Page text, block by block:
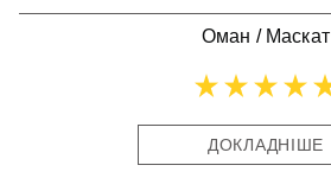
Оман / Маскат
ДОКЛАДНІШЕ